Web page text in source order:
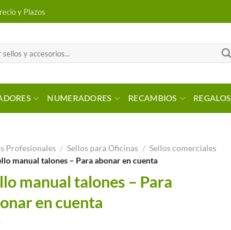
y Plazos
NUMERADORES RECAMBIOS REGALOS
Profesionales / Sellos para Oficinas / Sellos comerciales
manual talones – Para abonar en cuenta
manual talones – Para
en cuenta